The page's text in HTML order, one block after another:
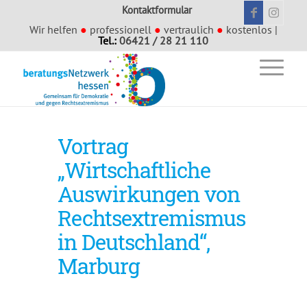
Kontaktformular
Wir helfen ● professionell ● vertraulich ● kostenlos |
Tel.:06421 / 28 21 110
Vortrag
„Wirtschaftliche
Auswirkungen von
Rechtsextremismus
in Deutschland“,
Marburg